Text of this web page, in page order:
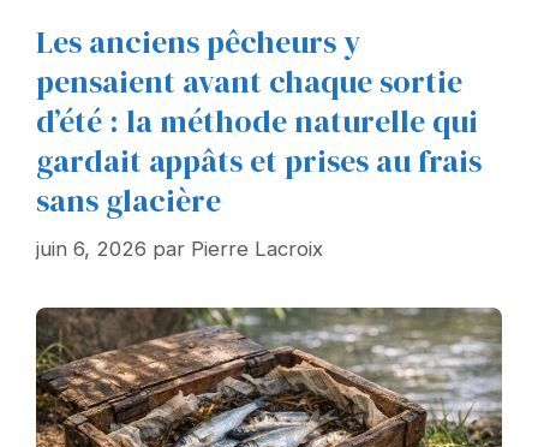
Les anciens pêcheurs y
pensaient avant chaque sortie
d’été : la méthode naturelle qui
gardait appâts et prises au frais
sans glacière
juin 6, 2026 par Pierre Lacroix